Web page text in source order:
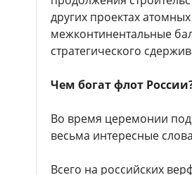
других проектах
межконтинентальные
стратегического
Чем богат флот
Во время церемонии
весьма интересные
Всего на российских